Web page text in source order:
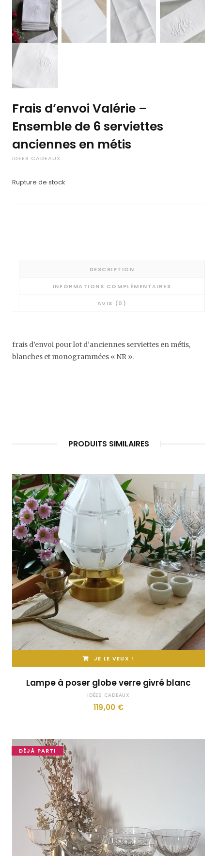
Frais d’envoi Valérie –
Ensemble de 6 serviettes
anciennes en métis
IDÉES CADEAUX
Rupture de stock
DESCRIPTION
INFORMATIONS COMPLÉMENTAIRES
AVIS (0)
frais d’envoi pour lot d’anciennes serviettes en métis,
blanches et monogrammées « NR ».
PRODUITS SIMILAIRES
JE LE VEUX !
Lampe à poser globe verre givré blanc
IDÉES CADEAUX
119,00 €
DÉJÀ PARTI